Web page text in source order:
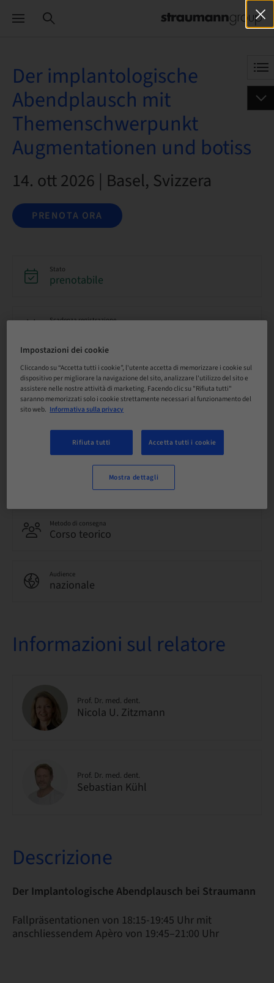
Der implantologische
Abendplausch mit
Themenschwerpunkt
Augmentationen und botiss
14. ott 2026 | Basel, Svizzera
PRENOTA ORA
Stato
prenotabile
Scadenza registrazione
Prezzo per partecipante (si applicano le imposte locali)
CHF 0.00
Tedesco
Metodo di consegna
Corso teorico
Audience
nazionale
Informazioni sul relatore
Prof. Dr. med. dent.
Nicola U. Zitzmann
Prof. Dr. med. dent.
Sebastian Kühl
Descrizione
Der Implantologische Abendplausch bei Straumann
Fallpräsentationen von 18:15-19:45 Uhr mit
anschliessendem Apèro von 19:45–21:00 Uhr
Impostazioni dei cookie
Cliccando su “Accetta tutti i cookie”, l'utente accetta di memorizzare i cookie sul
dispositivo per migliorare la navigazione del sito, analizzare l'utilizzo del sito e
assistere nelle nostre attività di marketing. Facendo clic su "Rifiuta tutti"
saranno memorizzati solo i cookie strettamente necessari al funzionamento del
sito web. Informativa sulla privacy
Rifiuta tutti Accetta tutti i cookie
Mostra dettagli